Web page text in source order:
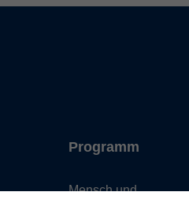
Programm
Mensch und